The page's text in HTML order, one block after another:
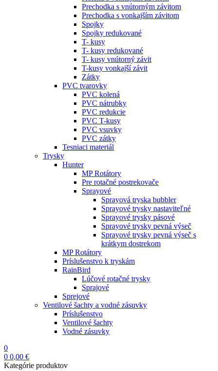
Prechodka s vnútorným závitom
Prechodka s vonkajším závitom
Spojky
Spojky redukované
T- kusy
T- kusy redukované
T- kusy vnútorný závit
T-kusy vonkajší závit
Zátky
PVC tvarovky
PVC kolená
PVC nátrubky
PVC redukcie
PVC T-kusy
PVC vsuvky
PVC zátky
Tesniaci materiál
Trysky
Hunter
MP Rotátory
Pre rotačné postrekovače
Sprayové
Sprayová tryska bubbler
Sprayové trysky nastaviteľné
Sprayové trysky pásové
Sprayové trysky pevná výseč
Sprayové trysky pevná výseč s
krátkym dostrekom
MP Rotátory
Príslušenstvo k tryskám
RainBird
Lúčové rotačné trysky
Sprajové
Sprejové
Ventilové šachty a vodné zásuvky
Príslušenstvo
Ventilové šachty
Vodné zásuvky
0
0 0,00 €
Kategórie produktov